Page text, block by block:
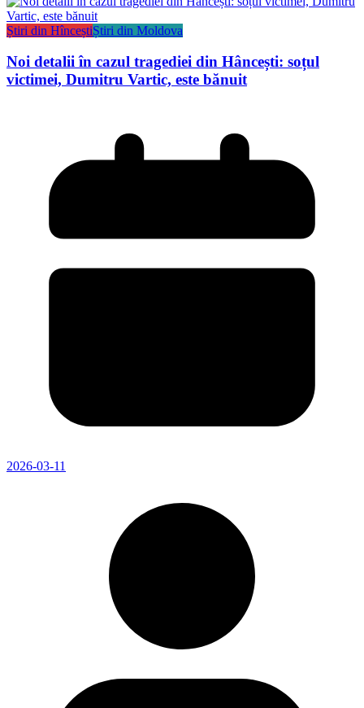
Știri din HînceștiȘtiri din Moldova
Noi detalii în cazul tragediei din Hâncești: soțul
victimei, Dumitru Vartic, este bănuit
2026-03-11